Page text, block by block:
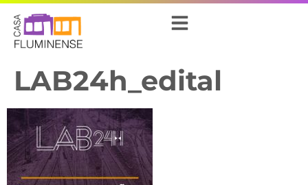
LAB24h_edital